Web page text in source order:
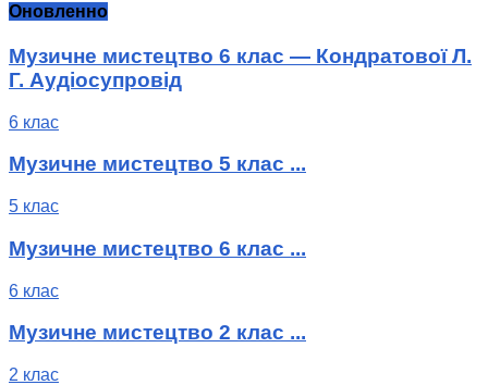
Оновленно
Музичне мистецтво 6 клас — Кондратової Л.
Г. Аудіосупровід
6 клас
Музичне мистецтво 5 клас ...
5 клас
Музичне мистецтво 6 клас ...
6 клас
Музичне мистецтво 2 клас ...
2 клас